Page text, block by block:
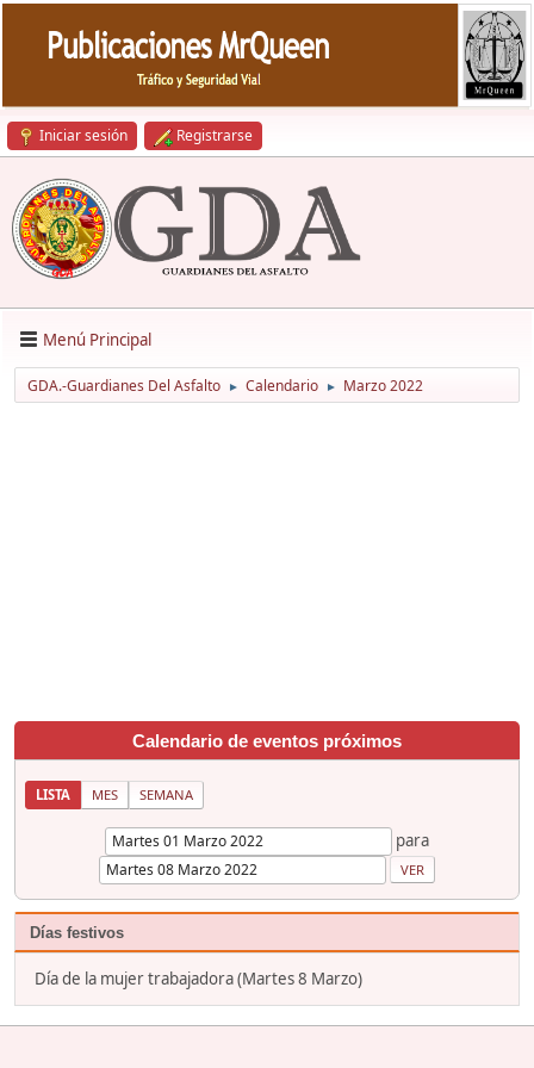
Iniciar sesión Registrarse
Menú Principal
GDA.-Guardianes Del Asfalto ► Calendario ► Marzo 2022
Calendario de eventos próximos
LISTA MES SEMANA
para
Días festivos
Día de la mujer trabajadora (Martes 8 Marzo)